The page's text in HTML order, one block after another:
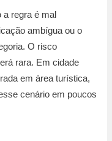
a regra é mal
ambígua ou o
O risco
rara. Em cidade
em área turística,
cenário em poucos